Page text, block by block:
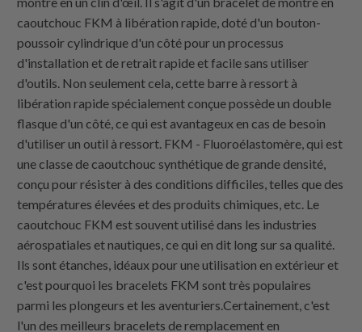
caoutchouc FKM à libération rapide, doté d'un bouton-
poussoir cylindrique d'un côté pour un processus
d'installation et de retrait rapide et facile sans utiliser
d'outils. Non seulement cela, cette barre à ressort à
libération rapide spécialement conçue possède un double
flasque d'un côté, ce qui est avantageux en cas de besoin
d'utiliser un outil à ressort. FKM - Fluoroélastomère, qui est
une classe de caoutchouc synthétique de grande densité,
conçu pour résister à des conditions difficiles, telles que des
températures élevées et des produits chimiques, etc. Le
caoutchouc FKM est souvent utilisé dans les industries
aérospatiales et nautiques, ce qui en dit long sur sa qualité.
Ils sont étanches, idéaux pour une utilisation en extérieur et
c'est pourquoi les bracelets FKM sont très populaires
parmi les plongeurs et les aventuriers.Certainement, c'est
l'un des meilleurs bracelets de remplacement en